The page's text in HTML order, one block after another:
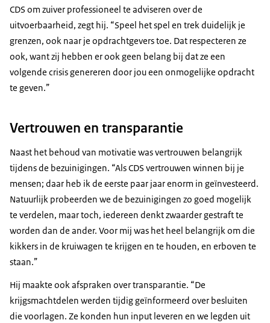
CDS om zuiver professioneel te adviseren over de
uitvoerbaarheid, zegt hij. “Speel het spel en trek duidelijk je
grenzen, ook naar je opdrachtgevers toe. Dat respecteren ze
ook, want zij hebben er ook geen belang bij dat ze een
volgende crisis genereren door jou een onmogelijke opdracht
te geven.”
Vertrouwen en transparantie
Naast het behoud van motivatie was vertrouwen belangrijk
tijdens de bezuinigingen. “Als CDS vertrouwen winnen bij je
mensen; daar heb ik de eerste paar jaar enorm in geïnvesteerd.
Natuurlijk probeerden we de bezuinigingen zo goed mogelijk
te verdelen, maar toch, iedereen denkt zwaarder gestraft te
worden dan de ander. Voor mij was het heel belangrijk om die
kikkers in de kruiwagen te krijgen en te houden, en erboven te
staan.”
Hij maakte ook afspraken over transparantie. “De
krijgsmachtdelen werden tijdig geïnformeerd over besluiten
die voorlagen. Ze konden hun input leveren en we legden uit